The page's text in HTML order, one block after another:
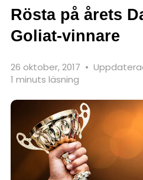
Rösta på årets
Goliat-vinnare
26 oktober, 2017 •
1 minuts läsning